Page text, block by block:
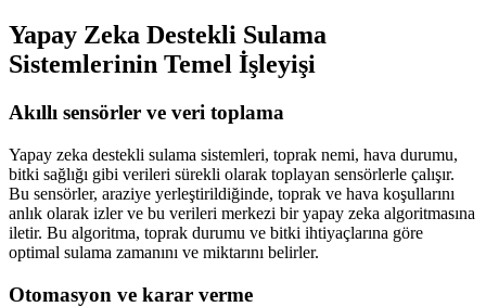
Yapay Zeka Destekli Sulama
Sistemlerinin Temel İşleyişi
Akıllı sensörler ve veri toplama
Yapay zeka destekli sulama sistemleri, toprak nemi, hava durumu,
bitki sağlığı gibi verileri sürekli olarak toplayan sensörlerle çalışır.
Bu sensörler, araziye yerleştirildiğinde, toprak ve hava koşullarını
anlık olarak izler ve bu verileri merkezi bir yapay zeka algoritmasına
iletir. Bu algoritma, toprak durumu ve bitki ihtiyaçlarına göre
optimal sulama zamanını ve miktarını belirler.
Otomasyon ve karar verme